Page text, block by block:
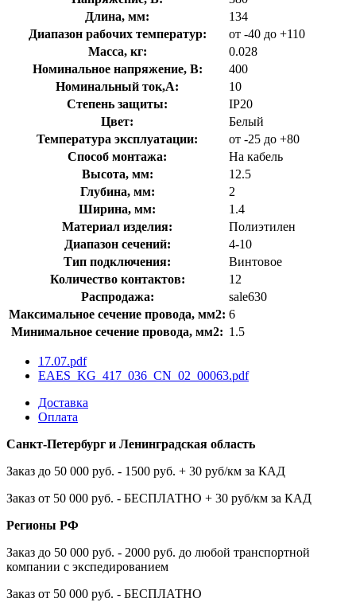
Длина, мм:
134
Диапазон рабочих температур:
от -40 до +110
Масса, кг:
0.028
Номинальное напряжение, В:
400
Номинальный ток,А:
10
Степень защиты:
IP20
Цвет:
Белый
Температура эксплуатации:
от -25 до +80
Способ монтажа:
На кабель
Высота, мм:
12.5
Глубина, мм:
2
Ширина, мм:
1.4
Материал изделия:
Полиэтилен
Диапазон сечений:
4-10
Тип подключения:
Винтовое
Количество контактов:
12
Распродажа:
sale630
Максимальное сечение провода, мм2: 6
Минимальное сечение провода, мм2: 1.5
17.07.pdf
EAES_KG_417_036_CN_02_00063.pdf
Доставка
Оплата
Санкт-Петербург и Ленинградская область
Заказ до 50 000 руб. - 1500 руб. + 30 руб/км за КАД
Заказ от 50 000 руб. - БЕСПЛАТНО + 30 руб/км за КАД
Регионы РФ
Заказ до 50 000 руб. - 2000 руб. до любой транспортной
компании с экспедированием
Заказ от 50 000 руб. - БЕСПЛАТНО